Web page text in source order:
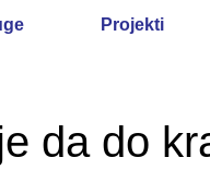
Projekti
da do